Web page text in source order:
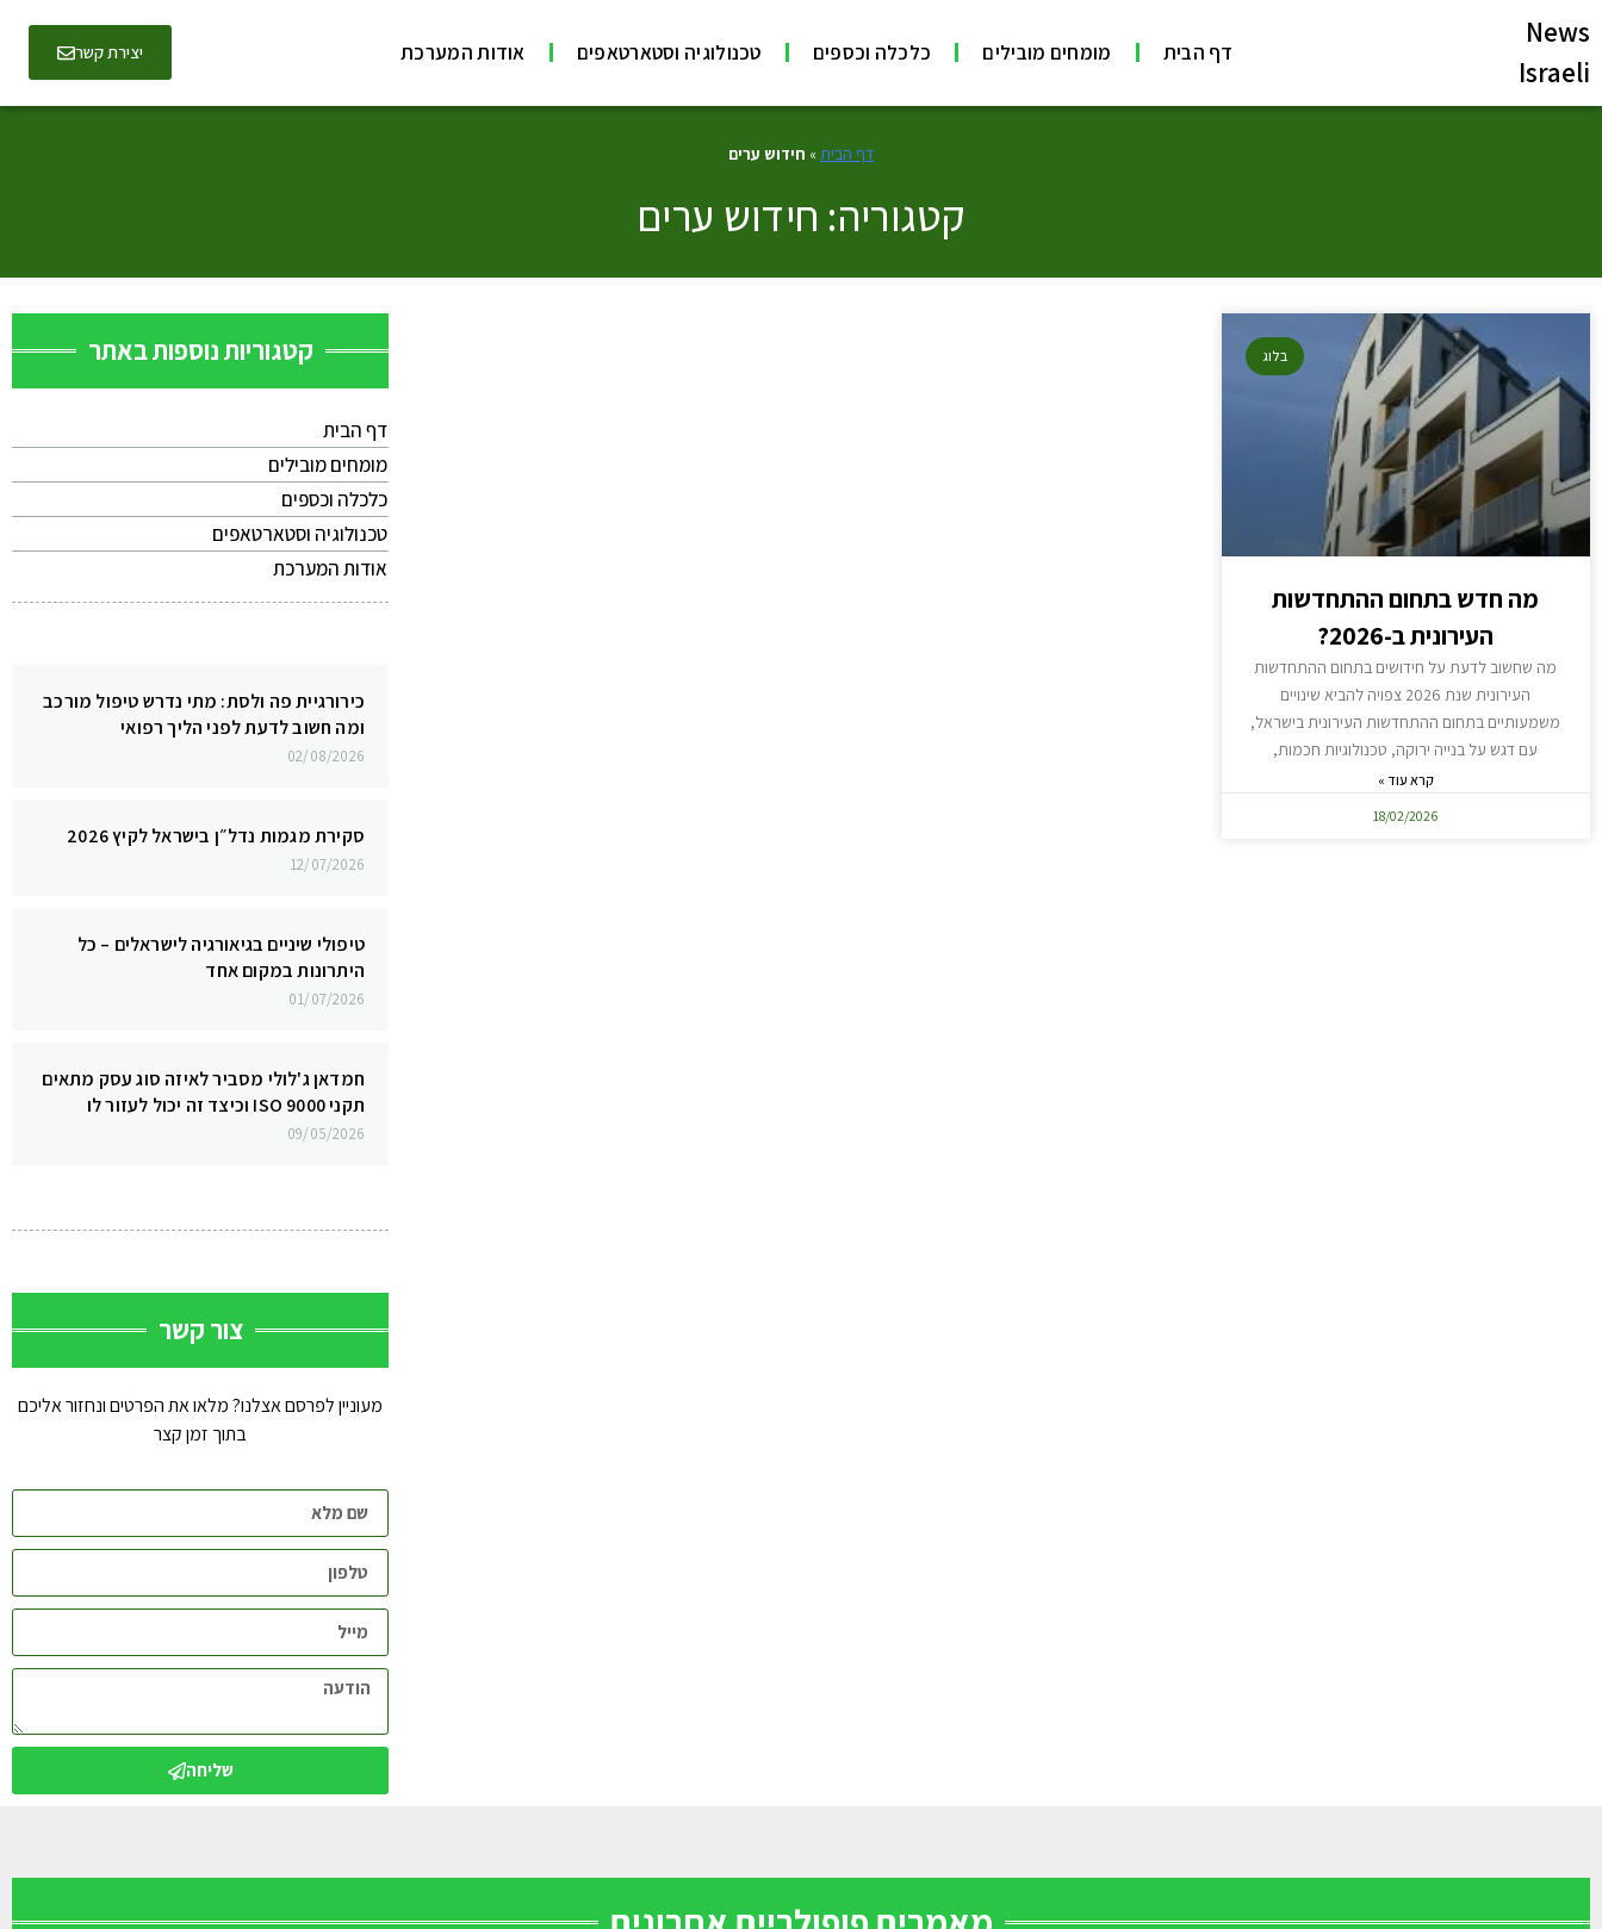
News
Israeli
דף הבית מומחים מובילים כלכלה וכספים טכנולוגיה וסטארטאפים אודות המערכת יצירת קשר
דף הבית» חידוש ערים
קטגוריה: חידוש ערים
בלוג
מה חדש בתחום ההתחדשות
העירונית ב-2026?
מה שחשוב לדעת על חידושים בתחום ההתחדשות
העירונית שנת 2026 צפויה להביא שינויים
משמעותיים בתחום ההתחדשות העירונית בישראל,
עם דגש על בנייה ירוקה, טכנולוגיות חכמות,
קרא עוד »
18/02/2026
קטגוריות נוספות באתר
דף הבית
מומחים מובילים
כלכלה וכספים
טכנולוגיה וסטארטאפים
אודות המערכת
כירורגיית פה ולסת: מתי נדרש טיפול מורכב
ומה חשוב לדעת לפני הליך רפואי
02/08/2026
סקירת מגמות נדל״ן בישראל לקיץ 2026
12/07/2026
טיפולי שיניים בגיאורגיה לישראלים – כל
היתרונות במקום אחד
01/07/2026
חמדאן ג'לולי מסביר לאיזה סוג עסק מתאים
תקני ISO 9000 וכיצד זה יכול לעזור לו
09/05/2026
צור קשר
מעוניין לפרסם אצלנו? מלאו את הפרטים ונחזור אליכם
בתוך זמן קצר
שליחה